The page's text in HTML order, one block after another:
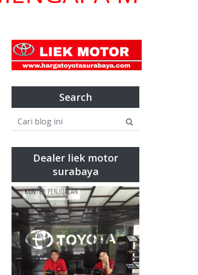
Search
Dealer liek motor
surabaya